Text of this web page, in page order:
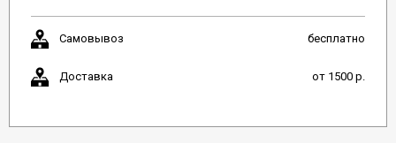
Самовывоз бесплатно
Доставка от 1500 р.